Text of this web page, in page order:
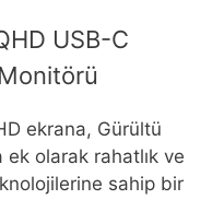
USB-C
ekrana, Gürültü
olarak rahatlık ve
sahip bir